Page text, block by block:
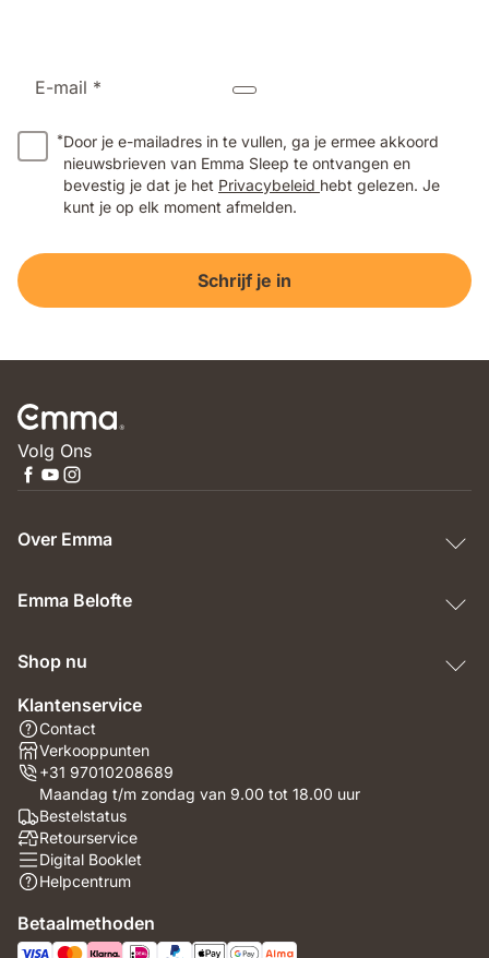
E-mail *
*Door je e-mailadres in te vullen, ga je ermee akkoord
nieuwsbrieven van Emma Sleep te ontvangen en
bevestig je dat je het Privacybeleid hebt gelezen. Je
kunt je op elk moment afmelden.
Schrijf je in
Volg Ons
Over Emma
Emma Belofte
Shop nu
Klantenservice
Contact
Verkooppunten
+31 97010208689
Maandag t/m zondag van 9.00 tot 18.00 uur
Bestelstatus
Retourservice
Digital Booklet
Helpcentrum
Betaalmethoden